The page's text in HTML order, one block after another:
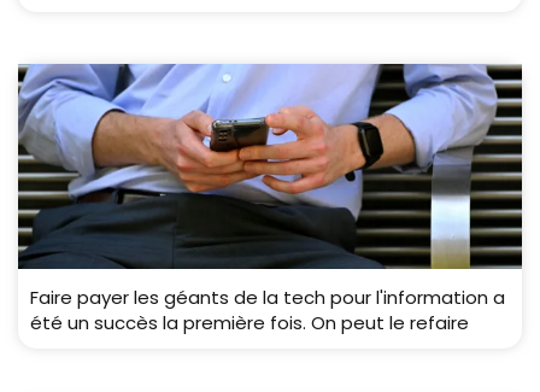
Faire payer les géants de la tech pour l'information a
été un succès la première fois. On peut le refaire